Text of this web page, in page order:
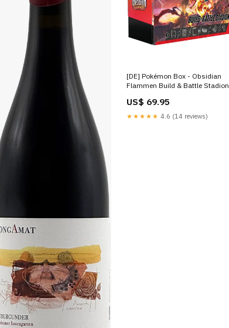
[DE] Pokémon Box - Obsidian
Flammen Build & Battle Stadion
US$ 69.95
★★★★★ 4.6 (14 reviews)